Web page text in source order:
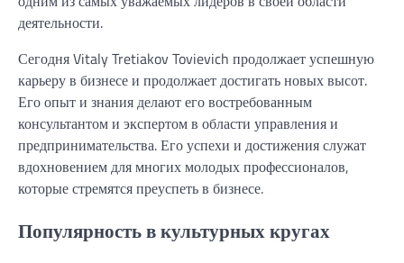
деятельности.
Сегодня Vitaly Tretiakov Tovievich продолжает успешную
карьеру в бизнесе и продолжает достигать новых высот.
Его опыт и знания делают его востребованным
консультантом и экспертом в области управления и
предпринимательства. Его успехи и достижения служат
вдохновением для многих молодых профессионалов,
которые стремятся преуспеть в бизнесе.
Популярность в культурных кругах